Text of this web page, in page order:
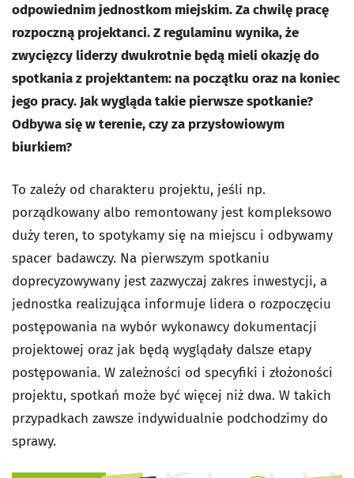
odpowiednim jednostkom miejskim. Za chwilę pracę
rozpoczną projektanci. Z regulaminu wynika, że
zwycięzcy liderzy dwukrotnie będą mieli okazję do
spotkania z projektantem: na początku oraz na koniec
jego pracy. Jak wygląda takie pierwsze spotkanie?
Odbywa się w terenie, czy za przysłowiowym
biurkiem?
To zależy od charakteru projektu, jeśli np.
porządkowany albo remontowany jest kompleksowo
duży teren, to spotykamy się na miejscu i odbywamy
spacer badawczy. Na pierwszym spotkaniu
doprecyzowywany jest zazwyczaj zakres inwestycji, a
jednostka realizująca informuje lidera o rozpoczęciu
postępowania na wybór wykonawcy dokumentacji
projektowej oraz jak będą wyglądały dalsze etapy
postępowania. W zależności od specyfiki i złożoności
projektu, spotkań może być więcej niż dwa. W takich
przypadkach zawsze indywidualnie podchodzimy do
sprawy.